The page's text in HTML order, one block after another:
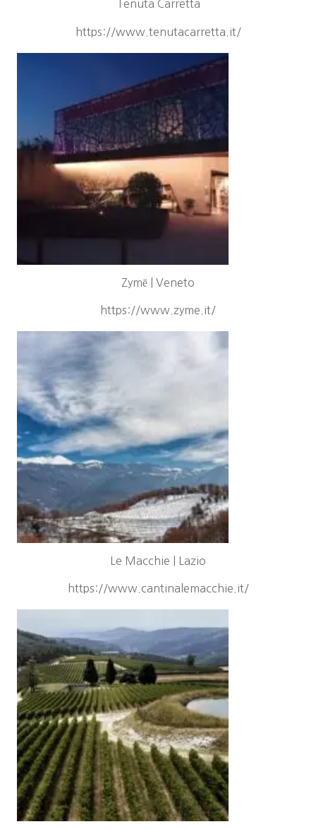
Tenuta Carretta
https://www.tenutacarretta.it/
Zymē | Veneto
https://www.zyme.it/
Le Macchie | Lazio
https://www.cantinalemacchie.it/